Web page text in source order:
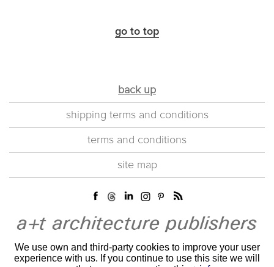
go to top
back up
shipping terms and conditions
terms and conditions
site map
We use own and third-party cookies to improve your user
experience with us. If you continue to use this site we will